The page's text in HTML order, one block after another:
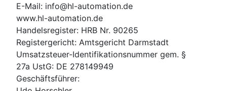
E-Mail: info@hl-automation.de
www.hl-automation.de
Handelsregister: HRB Nr. 90265
Registergericht: Amtsgericht Darmstadt
Umsatzsteuer-Identifikationsnummer gem. §
27a UstG: DE 278149949
Geschäftsführer: